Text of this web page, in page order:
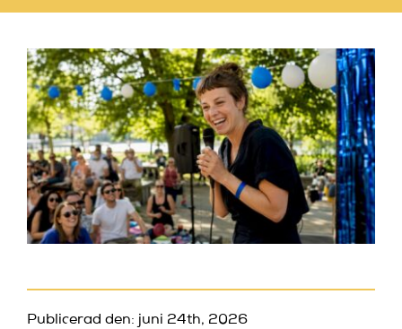
Vanliga frågor
Mitt konto
Publicerad den: juni 24th, 2026